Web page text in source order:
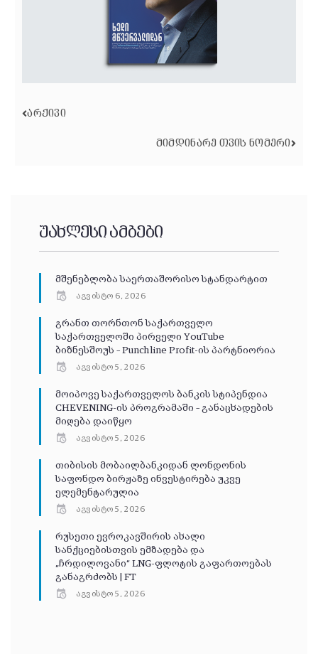
ᲐᲠᲥᲘᲕᲘ
ᲛᲘᲛᲓᲘᲜᲐᲠᲔ ᲗᲕᲘᲡ ᲜᲝᲛᲔᲠᲘ
უახლესი ამბები
მშენებლობა საერთაშორისო სტანდარტით
აგვისტო 6, 2026
გრანთ თორნთონ საქართველო
საქართველოში პირველი YouTube
ბიზნესშოუს – Punchline Profit-ის პარტნიორია
აგვისტო 5, 2026
მოიპოვე საქართველოს ბანკის სტიპენდია
CHEVENING-ის პროგრამაში – განაცხადების
მიღება დაიწყო
აგვისტო 5, 2026
თიბისის მობაილბანკიდან ლონდონის
საფონდო ბირჟაზე ინვესტირება უკვე
ელემენტარულია
აგვისტო 5, 2026
რუსეთი ევროკავშირის ახალი
სანქციებისთვის ემზადება და
„ჩრდილოვანი“ LNG-ფლოტის გაფართოებას
განაგრძობს | FT
აგვისტო 5, 2026